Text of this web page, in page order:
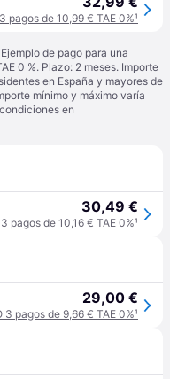
pagos de 10,99 € TAE 0%¹
de pago para una
0 %. Plazo: 2 meses. Importe
en España y mayores de
mínimo y máximo varía
en
30,49 €
pagos de 10,16 € TAE 0%¹
29,00 €
3 pagos de 9,66 € TAE 0%¹